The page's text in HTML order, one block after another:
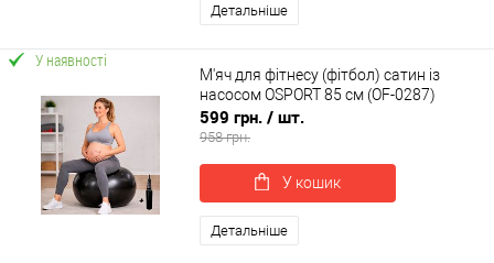
Детальніше
У наявності
М'яч для фітнесу (фітбол) сатин із
насосом OSPORT 85 см (OF-0287)
599 грн. / шт.
958 грн.
У кошик
Детальніше